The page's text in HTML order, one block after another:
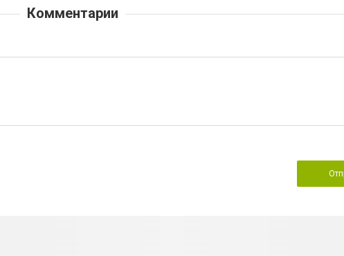
Комментарии